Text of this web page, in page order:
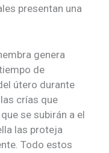
presentan una
genera
de
útero durante
crías que
se subirán a el
las proteja
Todo estos